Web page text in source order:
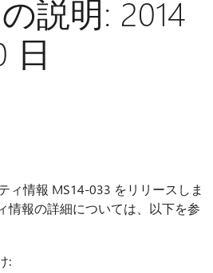
す
説明: 2014
日
ィ情報 MS14-033 をリリースしま
情報の詳細については、以下を参
: